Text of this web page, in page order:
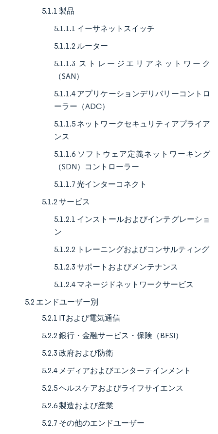
5.1.1 製品
5.1.1.1 イーサネットスイッチ
5.1.1.2 ルーター
5.1.1.3 ストレージエリアネットワーク
（SAN）
5.1.1.4 アプリケーションデリバリーコントロ
ーラー（ADC）
5.1.1.5 ネットワークセキュリティアプライア
ンス
5.1.1.6 ソフトウェア定義ネットワーキング
（SDN）コントローラー
5.1.1.7 光インターコネクト
5.1.2 サービス
5.1.2.1 インストールおよびインテグレーショ
ン
5.1.2.2 トレーニングおよびコンサルティング
5.1.2.3 サポートおよびメンテナンス
5.1.2.4 マネージドネットワークサービス
5.2 エンドユーザー別
5.2.1 ITおよび電気通信
5.2.2 銀行・金融サービス・保険（BFSI）
5.2.3 政府および防衛
5.2.4 メディアおよびエンターテインメント
5.2.5 ヘルスケアおよびライフサイエンス
5.2.6 製造および産業
5.2.7 その他のエンドユーザー